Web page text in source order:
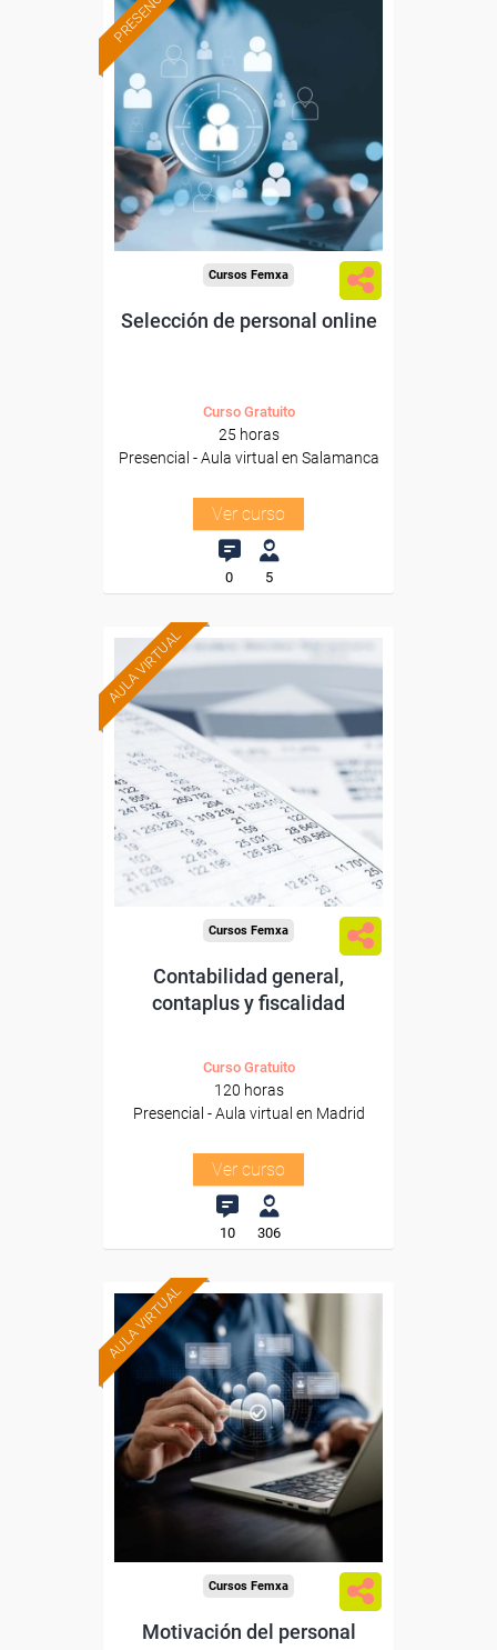
Formación 100%
subvencionada.
Para desempleados,
trabajadores y autónomos
de Castilla y Leon.
Para todos los sectores.
Cursos Femxa
Selección de personal online
Curso Gratuito
25 horas
Presencial - Aula virtual en Salamanca
Ver curso
0 5
AULA VIRTUAL
Formación 100%
subvencionada.
Para desempleados,
trabajadores y autónomos
de Madrid.
Para todos los sectores.
Cursos Femxa
Contabilidad general,
contaplus y fiscalidad
Curso Gratuito
120 horas
Presencial - Aula virtual en Madrid
Ver curso
10 306
AULA VIRTUAL Formación 100%
subvencionada.
Para trabajadores y
autónomos de Madrid.
Para todos los sectores.
Cursos Femxa
Motivación del personal